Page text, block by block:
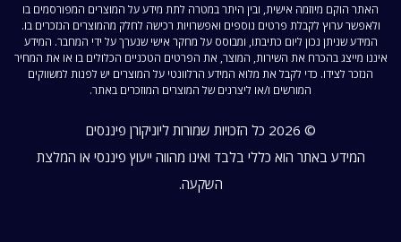
האתר הוקם מיוזמה אישית, ובין היתר במטרה לתת מידע על המוצרים המפורסמים בו
ולאפשר ערוץ לקבלת פרטים נוספים ואפשרויות רכישה לחלק מהמוצרים הנזכרים בו.
המידע שניתן נכון ליום כתיבתו, ומבוסס על מחקר אישי שנערך על ידי המחבר. המידע
איננו מייצג בהכרח את השירות, המוצר, את הפרטים הטכניים הכלולים בו או את המחיר
הנזכר לצידו. כדי לקבל את מלוא המידע הרלוונטי על המוצרים יש לפנות למשווקים
המורשים ו/או ליצרנים של המוצרים המוזכרים באתר.
© 2026 כל הזכויות שמורות ליוניקורן פיננסים
המידע באתר הוא כללי בלבד ואינו מהווה ייעוץ פיננסי או המלצת
השקעה.